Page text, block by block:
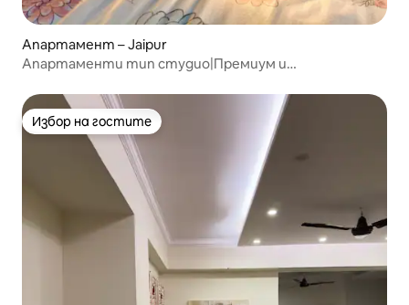
Апартамент – Jaipur
Апартаменти тип студио|Премиум и
Избор на гостите
Избор на гостите